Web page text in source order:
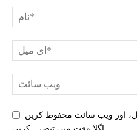
اور ویب سائٹ محفوظ کریں